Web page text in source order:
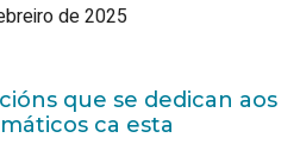
de 2025
que se dedican aos
ca esta